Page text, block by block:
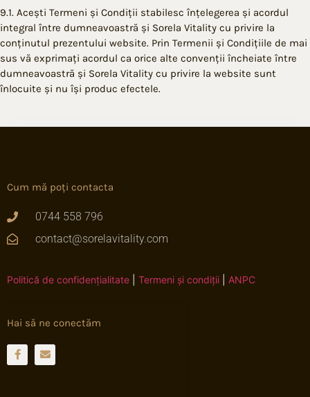
9.1. Acești Termeni și Condiții stabilesc înțelegerea și acordul
integral între dumneavoastră și Sorela Vitality cu privire la
conținutul prezentului website. Prin Termenii și Condițiile de mai
sus vă exprimați acordul ca orice alte convenții încheiate între
dumneavoastră și Sorela Vitality cu privire la website sunt
înlocuite și nu își produc efectele.
Cum mă poți contacta
0744 558 796
contact@sorelavitality.com
Politică de confidențialitate Termeni și condiții ANPC
Hai să ne conectăm